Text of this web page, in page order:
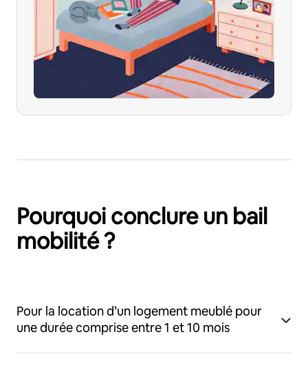
Pourquoi conclure un bail
mobilité ?
Pour la location d’un logement meublé pour
une durée comprise entre 1 et 10 mois